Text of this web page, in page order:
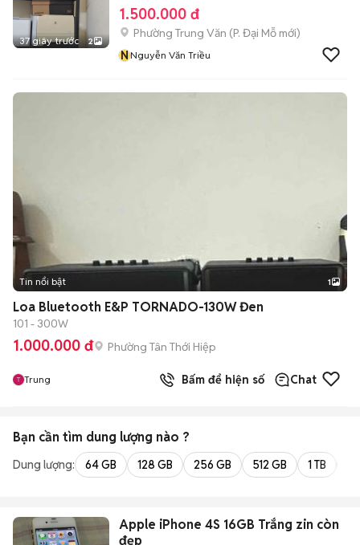
37 giây trước 2
1.500.000 đ
Phường Trung Văn (P. Đại Mỗ mới)
NNguyễn Văn Triều
Tin nổi bật 1
Loa Bluetooth E&P TORNADO-130W Đen
101 - 300W
1.000.000 đ Phường Tân Thới Hiệp
Trung Bấm để hiện số Chat
Bạn cần tìm dung lượng nào ?
Dung lượng: 64 GB 128 GB 256 GB 512 GB 1 TB
Apple iPhone 4S 16GB Trắng zin còn
đẹp